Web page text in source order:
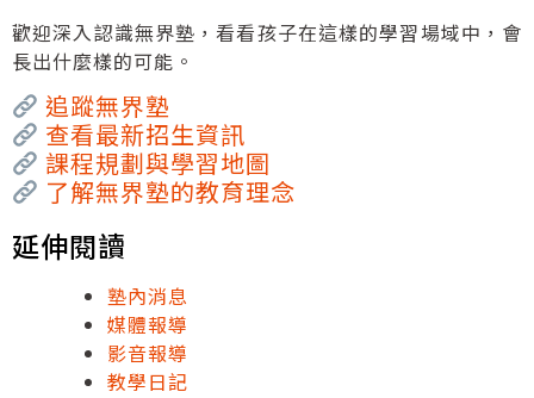
歡迎深入認識無界塾，看看孩子在這樣的學習場域中，會
長出什麼樣的可能。
追蹤無界塾
查看最新招生資訊
課程規劃與學習地圖
了解無界塾的教育理念
延伸閱讀
塾內消息
媒體報導
影音報導
教學日記